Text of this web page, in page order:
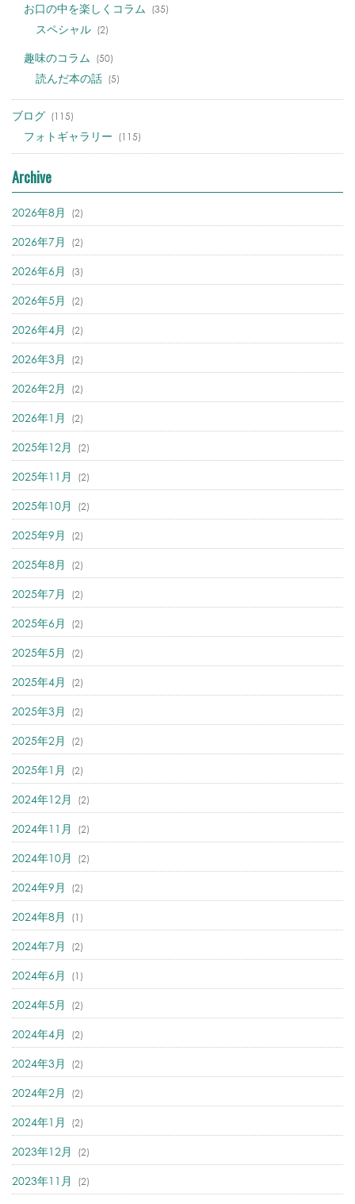
お口の中を楽しくコラム (35)
スペシャル (2)
趣味のコラム (50)
読んだ本の話 (5)
ブログ (115)
フォトギャラリー (115)
Archive
2026年8月 (2)
2026年7月 (2)
2026年6月 (3)
2026年5月 (2)
2026年4月 (2)
2026年3月 (2)
2026年2月 (2)
2026年1月 (2)
2025年12月 (2)
2025年11月 (2)
2025年10月 (2)
2025年9月 (2)
2025年8月 (2)
2025年7月 (2)
2025年6月 (2)
2025年5月 (2)
2025年4月 (2)
2025年3月 (2)
2025年2月 (2)
2025年1月 (2)
2024年12月 (2)
2024年11月 (2)
2024年10月 (2)
2024年9月 (2)
2024年8月 (1)
2024年7月 (2)
2024年6月 (1)
2024年5月 (2)
2024年4月 (2)
2024年3月 (2)
2024年2月 (2)
2024年1月 (2)
2023年12月 (2)
2023年11月 (2)